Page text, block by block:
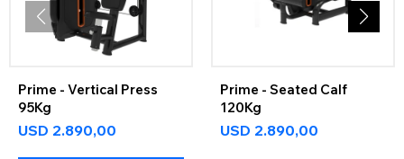
Prime - Vertical Press
95Kg
USD 2.890,00
Prime - Seated Calf
120Kg
USD 2.890,00